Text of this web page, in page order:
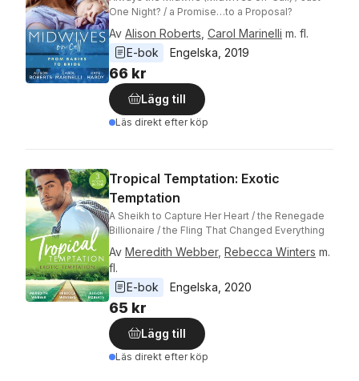
One Night? / a Promise…to a Proposal?
Av Alison Roberts Carol Marinelli m. fl.
E-bok
Engelska 2019
66 kr
Lägg till
Läs direkt efter köp
Tropical Temptation: Exotic
Temptation
A Sheikh to Capture Her Heart / the Renegade
Billionaire / the Fling That Changed Everything
Av Meredith Webber, Rebecca Winters m.
fl.
E-bok
Engelska 2020
65 kr
Lägg till
Läs direkt efter köp